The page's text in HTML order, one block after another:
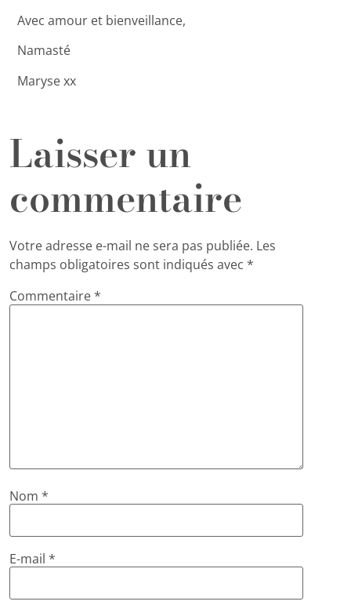
Avec amour et bienveillance,
Namasté
Maryse xx
Laisser un
commentaire
Votre adresse e-mail ne sera pas publiée. Les
champs obligatoires sont indiqués avec*
Commentaire*
Nom*
E-mail*